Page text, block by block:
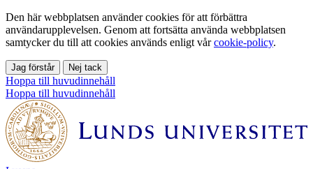
Den här webbplatsen använder cookies för att förbättra
användarupplevelsen. Genom att fortsätta använda webbplatsen
samtycker du till att cookies används enligt vårcookie-policy.
Jag förstår Nej tack
Hoppa till huvudinnehåll
Hoppa till huvudinnehåll